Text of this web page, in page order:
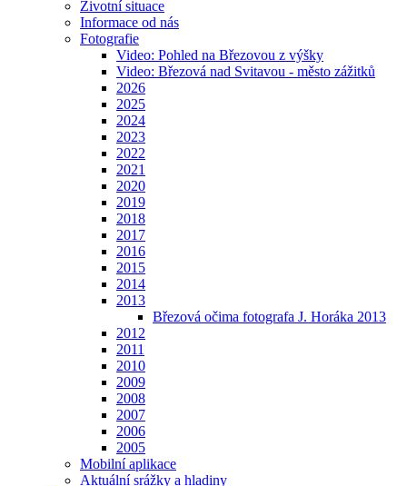
Životní situace
Informace od nás
Fotografie
Video: Pohled na Březovou z výšky
Video: Březová nad Svitavou - město zážitků
2026
2025
2024
2023
2022
2021
2020
2019
2018
2017
2016
2015
2014
2013
Březová očima fotografa J. Horáka 2013
2012
2011
2010
2009
2008
2007
2006
2005
Mobilní aplikace
Aktuální srážky a hladiny